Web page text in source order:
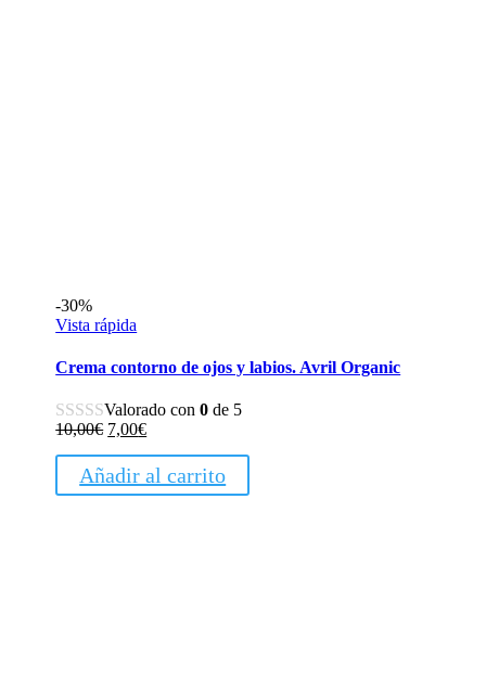
-30%
Vista rápida
Crema contorno de ojos y labios. Avril Organic
Valorado con0 de 5
10,00€ El
original
era:
7,00€El
actual
es:
Añadir al carrito